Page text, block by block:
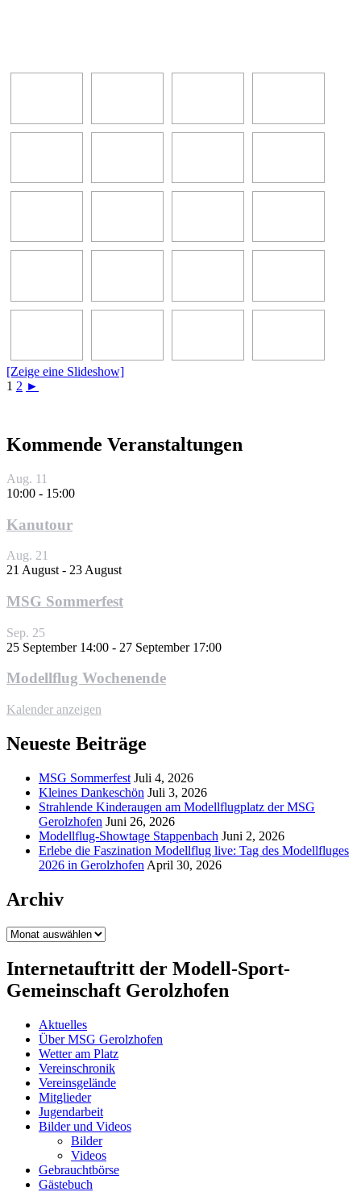
[Zeige eine Slideshow]
1 2 ►
Kommende Veranstaltungen
Aug. 11
10:00 - 15:00
Kanutour
Aug. 21
21 August - 23 August
MSG Sommerfest
Sep. 25
25 September 14:00 - 27 September 17:00
Modellflug Wochenende
Kalender anzeigen
Neueste Beiträge
MSG Sommerfest Juli 4, 2026
Kleines Dankeschön Juli 3, 2026
Strahlende Kinderaugen am Modellflugplatz der MSG
Gerolzhofen Juni 26, 2026
Modellflug-Showtage Stappenbach Juni 2, 2026
Erlebe die Faszination Modellflug live: Tag des Modellfluges
2026 in Gerolzhofen April 30, 2026
Archiv
Archiv
Internetauftritt der Modell-Sport-
Gemeinschaft Gerolzhofen
Aktuelles
Über MSG Gerolzhofen
Wetter am Platz
Vereinschronik
Vereinsgelände
Mitglieder
Jugendarbeit
Bilder und Videos
Bilder
Videos
Gebrauchtbörse
Gästebuch